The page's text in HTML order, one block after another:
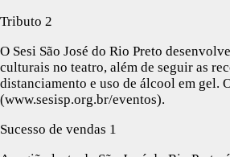
Tributo 2
O Sesi São José do Rio Preto
culturais no teatro, além de seguir as
distanciamento e uso de álcool em gel.
(www.sesisp.org.br/eventos).
Sucesso de vendas 1